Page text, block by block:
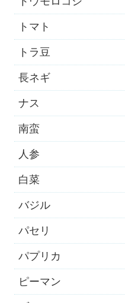
トマト
トラ豆
長ネギ
ナス
南蛮
人参
白菜
バジル
パセリ
パプリカ
ピーマン